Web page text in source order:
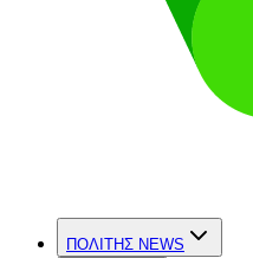
ΠΟΛΙΤΗΣ NEWS